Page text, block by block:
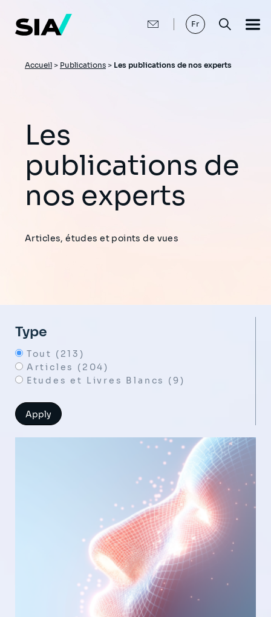
contenu
principal
Fr
Fil
Accueil > Publications > Les publications de nos experts
Les
publications de
nos experts
Articles, études et points de vues
Type
Tout (213)
Articles (204)
Etudes et Livres Blancs (9)